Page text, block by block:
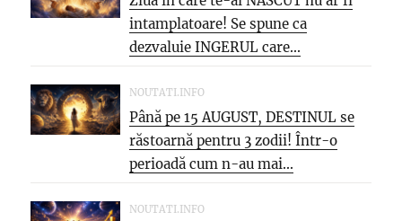
intamplatoare! Se spune ca
dezvaluie INGERUL care...
NOUTATI.INFO
Până pe 15 AUGUST, DESTINUL se
răstoarnă pentru 3 zodii! Într-o
perioadă cum n-au mai...
NOUTATI.INFO